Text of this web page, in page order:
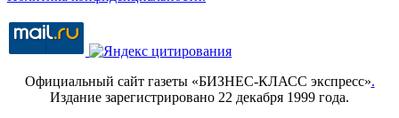
Официальный сайт газеты «БИЗНЕС-КЛАСС экспресс».
Издание зарегистрировано 22 декабря 1999 года.